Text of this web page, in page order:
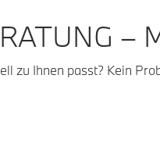
–
zu Ihnen passt? Kein